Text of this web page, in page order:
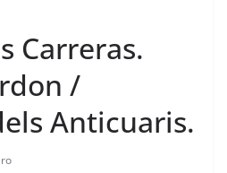
Carreras.
/
Anticuaris.